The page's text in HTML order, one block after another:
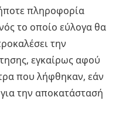
πληροφορία
το οποίο εύλογα θα
την
εγκαίρως αφού
που λήφθηκαν, εάν
την αποκατάστασή